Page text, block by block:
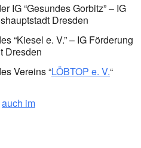
IG “Gesundes Gorbitz” – IG
Dresden
“Kiesel e. V.” – IG Förderung
Dresden
Vereins “LÖBTOP e. V.“
auch im